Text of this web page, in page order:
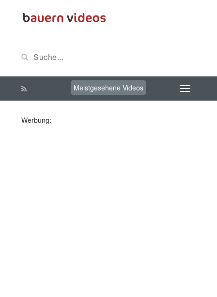
Meistgesehene Videos
Werbung: